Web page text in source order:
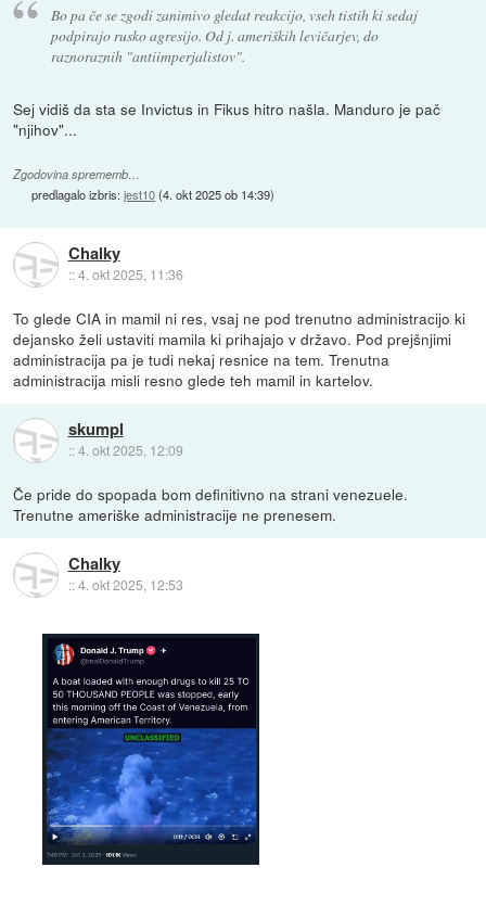
Bo pa če se zgodi zanimivo gledat reakcijo, vseh tistih ki sedaj
podpirajo rusko agresijo. Od j. ameriških levičarjev, do
raznoraznih "antiimperjalistov".
Sej vidiš da sta se Invictus in Fikus hitro našla. Manduro je pač
"njihov"...
Zgodovina sprememb…
predlagalo izbris:jest10(4. okt 2025 ob 14:39)
Chalky
::4. okt 2025, 11:36
To glede CIA in mamil ni res, vsaj ne pod trenutno administracijo ki
dejansko želi ustaviti mamila ki prihajajo v državo. Pod prejšnjimi
administracija pa je tudi nekaj resnice na tem. Trenutna
administracija misli resno glede teh mamil in kartelov.
skumpl
::4. okt 2025, 12:09
Če pride do spopada bom definitivno na strani venezuele.
Trenutne ameriške administracije ne prenesem.
Chalky
::4. okt 2025, 12:53